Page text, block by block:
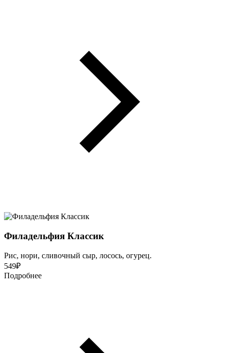
Филадельфия Классик
Рис, нори, сливочный сыр, лосось, огурец.
549₽
Подробнее